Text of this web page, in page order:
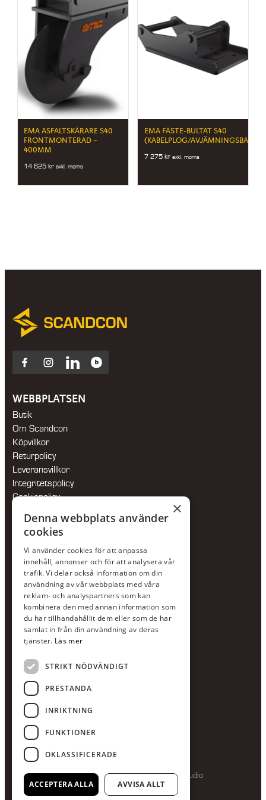
EMA ASFALTSKÄRARE S40
FRONTMONTERAD –
400MM
14 625kr exkl. moms
EMA FÄSTE-BULTAT S40
(KABELPLOG/AVJÄMNINGSBALK)
7 275 kr exkl. moms
Facebook
Instagram
LinkedInBlocket
WEBBPLATSEN
Butik
Om Scandcon
Köpvillkor
Returpolicy
Leveransvillkor
Integritetspolicy
Cookiepolicy
Jour:073-36 88 87 0
Växel:020-120 29 00
E-post:info@scandcon.se
BESÖKSADRESS
Backagårdsgatan 9
511 57 Kinna
UPPGIFTER
Orgnummer
559375-8161
Swishnummer
123-615 05 28
Producerad av Gota Media Brand Studio
×
Denna webbplats använder
cookies
Vi använder cookies för att anpassa
innehåll, annonser och för att analysera vår
trafik. Vi delar också information om din
användning av vår webbplats med våra
reklam- och analyspartners som kan
kombinera den med annan information som
du har tillhandahållit dem eller som de har
samlat in från din användning av deras
tjänster. Läs mer
STRIKT NÖDVÄNDIGT
PRESTANDA
INRIKTNING
FUNKTIONER
OKLASSIFICERADE
ACCEPTERA ALLA AVVISA ALLT